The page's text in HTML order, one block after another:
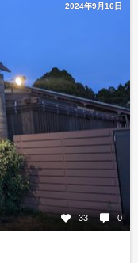
2024年9月16日
33 0